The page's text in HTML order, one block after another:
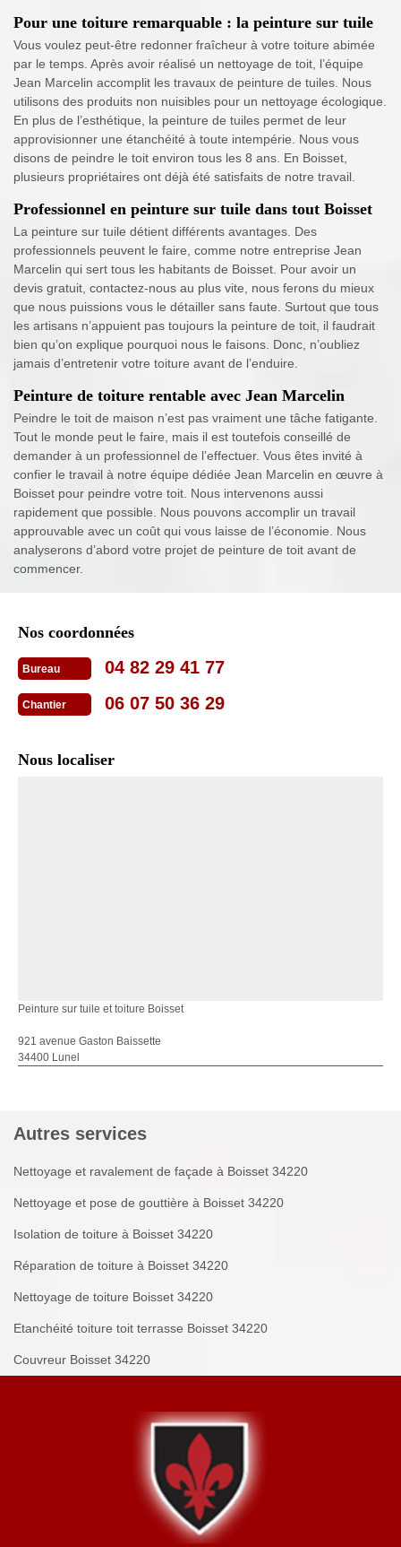
Pour une toiture remarquable : la peinture sur tuile
Vous voulez peut-être redonner fraîcheur à votre toiture abimée
par le temps. Après avoir réalisé un nettoyage de toit, l’équipe
Jean Marcelin accomplit les travaux de peinture de tuiles. Nous
utilisons des produits non nuisibles pour un nettoyage écologique.
En plus de l’esthétique, la peinture de tuiles permet de leur
approvisionner une étanchéité à toute intempérie. Nous vous
disons de peindre le toit environ tous les 8 ans. En Boisset,
plusieurs propriétaires ont déjà été satisfaits de notre travail.
Professionnel en peinture sur tuile dans tout Boisset
La peinture sur tuile détient différents avantages. Des
professionnels peuvent le faire, comme notre entreprise Jean
Marcelin qui sert tous les habitants de Boisset. Pour avoir un
devis gratuit, contactez-nous au plus vite, nous ferons du mieux
que nous puissions vous le détailler sans faute. Surtout que tous
les artisans n’appuient pas toujours la peinture de toit, il faudrait
bien qu’on explique pourquoi nous le faisons. Donc, n’oubliez
jamais d’entretenir votre toiture avant de l’enduire.
Peinture de toiture rentable avec Jean Marcelin
Peindre le toit de maison n’est pas vraiment une tâche fatigante.
Tout le monde peut le faire, mais il est toutefois conseillé de
demander à un professionnel de l’effectuer. Vous êtes invité à
confier le travail à notre équipe dédiée Jean Marcelin en œuvre à
Boisset pour peindre votre toit. Nous intervenons aussi
rapidement que possible. Nous pouvons accomplir un travail
approuvable avec un coût qui vous laisse de l’économie. Nous
analyserons d’abord votre projet de peinture de toit avant de
commencer.
Nos coordonnées
Bureau 04 82 29 41 77
Chantier 06 07 50 36 29
Nous localiser
Peinture sur tuile et toiture Boisset
921 avenue Gaston Baissette
34400 Lunel
Autres services
Nettoyage et ravalement de façade à Boisset 34220
Nettoyage et pose de gouttière à Boisset 34220
Isolation de toiture à Boisset 34220
Réparation de toiture à Boisset 34220
Nettoyage de toiture Boisset 34220
Etanchéité toiture toit terrasse Boisset 34220
Couvreur Boisset 34220